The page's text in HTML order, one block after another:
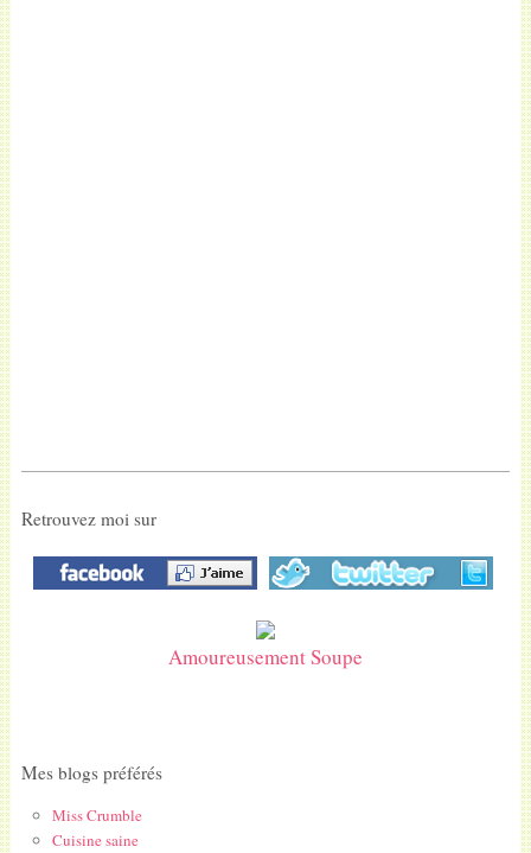
Retrouvez moi sur
Amoureusement Soupe
Mes blogs préférés
Miss Crumble
Cuisine saine